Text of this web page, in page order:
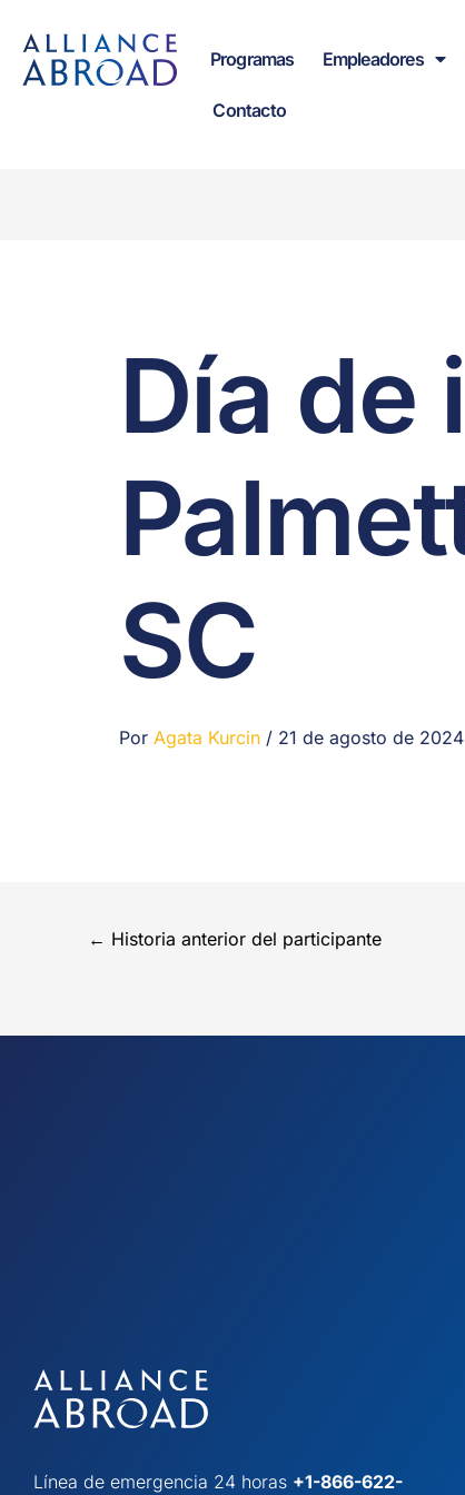
Programas
Empleadores
Contacto
Día de
SC
Por Agata Kurcin / 21 de agosto de 2024
← Historia anterior del participante
Línea de emergencia 24 horas +1-866-622-